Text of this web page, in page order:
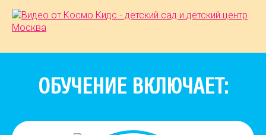
ОБУЧЕНИЕ ВКЛЮЧАЕТ: